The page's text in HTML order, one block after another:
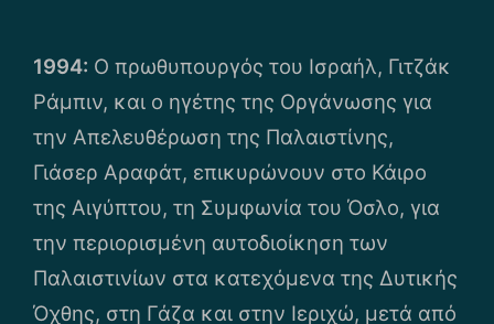
1994: Ο πρωθυπουργός του Ισραήλ, Γιτζάκ
Ράμπιν, και ο ηγέτης της Οργάνωσης για
την Απελευθέρωση της Παλαιστίνης,
Γιάσερ Αραφάτ, επικυρώνουν στο Κάιρο
της Αιγύπτου, τη Συμφωνία του Όσλο, για
την περιορισμένη αυτοδιοίκηση των
Παλαιστινίων στα κατεχόμενα της Δυτικής
Όχθης, στη Γάζα και στην Ιεριχώ, μετά από